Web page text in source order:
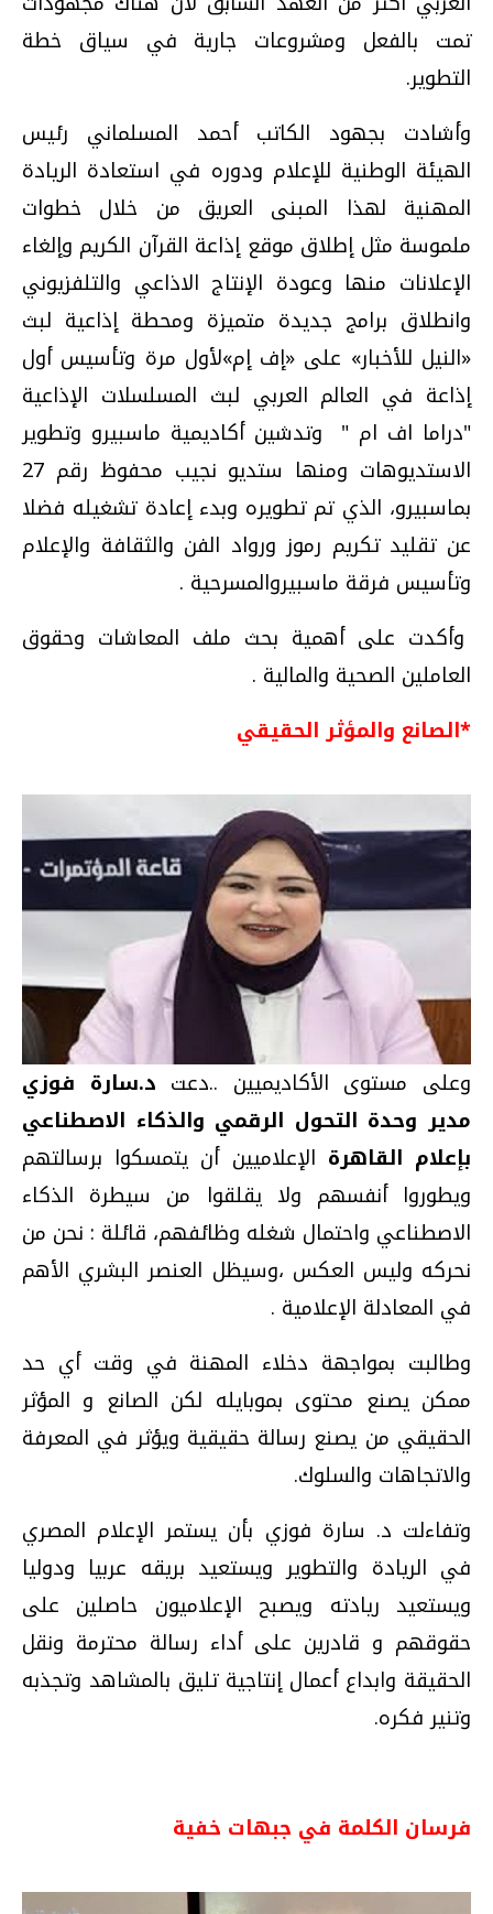
تمت بالفعل ومشروعات جارية في سياق خطة
التطوير.
وأشادت بجهود الكاتب أحمد المسلماني رئيس
الهيئة الوطنية للإعلام ودوره في استعادة الريادة
المهنية لهذا المبنى العريق من خلال خطوات
ملموسة مثل إطلاق موقع إذاعة القرآن الكريم وإلغاء
الإعلانات منها وعودة الإنتاج الاذاعي والتلفزيوني
وانطلاق برامج جديدة متميزة ومحطة إذاعية لبث
«النيل للأخبار» على «إف إم»لأول مرة وتأسيس أول
إذاعة في العالم العربي لبث المسلسلات الإذاعية
"دراما اف ام " وتدشين أكاديمية ماسبيرو وتطوير
الاستديوهات ومنها ستديو نجيب محفوظ رقم 27
بماسبيرو، الذي تم تطويره وبدء إعادة تشغيله فضلا
عن تقليد تكريم رموز ورواد الفن والثقافة والإعلام
وتأسيس فرقة ماسبيروالمسرحية .
وأكدت على أهمية بحث ملف المعاشات وحقوق
العاملين الصحية والمالية .
*الصانع والمؤثر الحقيقي
وعلى مستوى الأكاديميين ..دعت د.سارة فوزي
مدير وحدة التحول الرقمي والذكاء الاصطناعي
بإعلام القاهرة الإعلاميين أن يتمسكوا برسالتهم
ويطوروا أنفسهم ولا يقلقوا من سيطرة الذكاء
الاصطناعي واحتمال شغله وظائفهم، قائلة : نحن من
نحركه وليس العكس ،وسيظل العنصر البشري الأهم
في المعادلة الإعلامية .
وطالبت بمواجهة دخلاء المهنة في وقت أي حد
ممكن يصنع محتوى بموبايله لكن الصانع و المؤثر
الحقيقي من يصنع رسالة حقيقية ويؤثر في المعرفة
والاتجاهات والسلوك.
وتفاءلت د. سارة فوزي بأن يستمر الإعلام المصري
في الريادة والتطوير ويستعيد بريقه عربيا ودوليا
ويستعيد ريادته ويصبح الإعلاميون حاصلين على
حقوقهم و قادرين على أداء رسالة محترمة ونقل
الحقيقة وابداع أعمال إنتاجية تليق بالمشاهد وتجذبه
وتنير فكره.
فرسان الكلمة في جبهات خفية